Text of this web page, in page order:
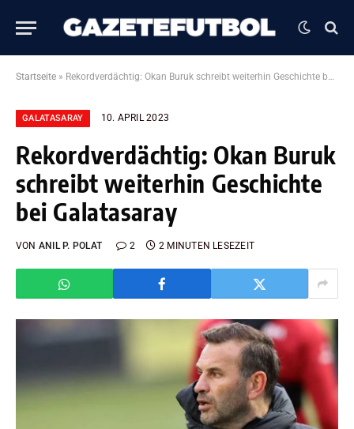
Startseite » Rekordverdächtig: Okan Buruk schreibt weiterhin Geschichte bei Galatasaray
GALATASARAY 10. APRIL 2023
Rekordverdächtig: Okan Buruk
schreibt weiterhin Geschichte
bei Galatasaray
VON ANIL P. POLAT 2 2 MINUTEN LESEZEIT